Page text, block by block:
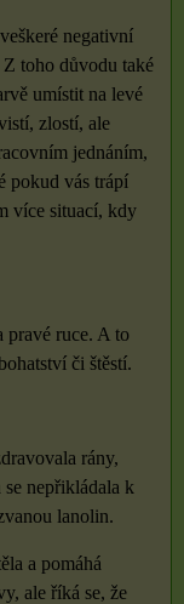
negativní
Z toho důvodu také
umístit na levé
zlostí, ale
jednáním,
pokud vás trápí
více situací, kdy
pravé ruce. A to
či štěstí.
rány,
nepřikládala k
lanolin.
a pomáhá
ale říká se, že